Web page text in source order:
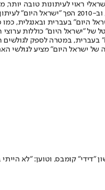
ראוי לעיתונות טובה יותר,
תשלום. המהדורה המודפסת הראשונה
של "ישראל היום" כוללות
בעברית, במטרה לספק
של ישראל היום" מציע לגולשי
קומבס, וטוען: "לא הייתי